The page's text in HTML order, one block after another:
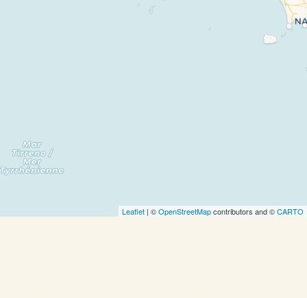
Leaflet | ©OpenStreetMapcontributors and ©CARTO